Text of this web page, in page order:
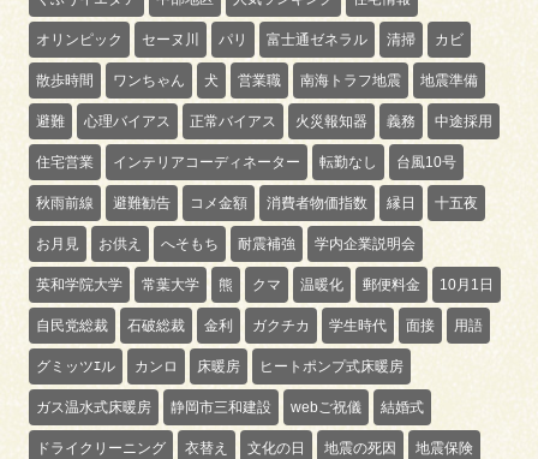
オリンピック セーヌ川 パリ 富士通ゼネラル 清掃 カビ
散歩時間 ワンちゃん 犬 営業職 南海トラフ地震 地震準備
避難 心理バイアス 正常バイアス 火災報知器 義務 中途採用
住宅営業 インテリアコーディネーター 転勤なし 台風10号
秋雨前線 避難勧告 コメ金額 消費者物価指数 縁日 十五夜
お月見 お供え へそもち 耐震補強 学内企業説明会
英和学院大学 常葉大学 熊 クマ 温暖化 郵便料金 10月1日
自民党総裁 石破総裁 金利 ガクチカ 学生時代 面接 用語
グミッツｴル カンロ 床暖房 ヒートポンプ式床暖房
ガス温水式床暖房 静岡市三和建設 webご祝儀 結婚式
ドライクリーニング 衣替え 文化の日 地震の死因 地震保険